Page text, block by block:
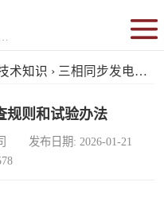
术知识 › 三相同步发电机的检查规则和试验办法
规则和试验办法
司 发布日期: 2026-01-21